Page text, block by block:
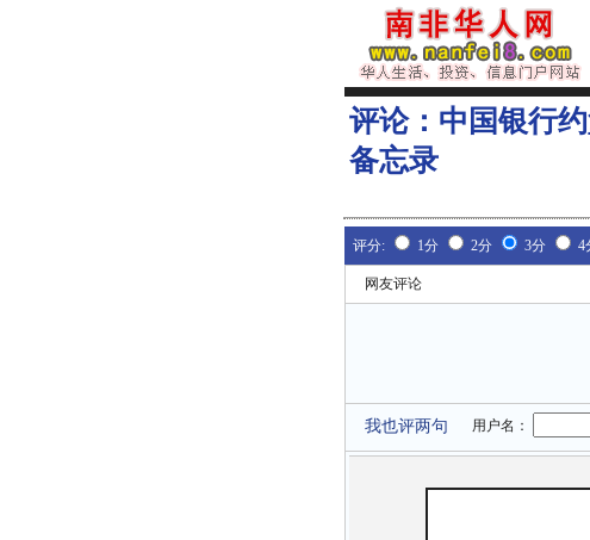
评论： 中国银行
备忘录
评分: 1分 2分 3分 4
网友评论
我也评两句 用户名：